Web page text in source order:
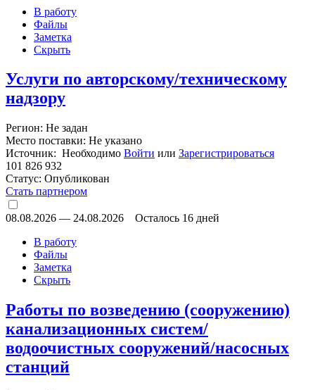
В работу
Файлы
Заметка
Скрыть
Услуги по авторскому/техническому
надзору
Регион: Не задан
Место поставки: Не указано
Источник: Необходимо Войти или Зарегистрироваться
101 826 932
Статус: Опубликован
Стать партнером
08.08.2026 — 24.08.2026
Осталось 16 дней
В работу
Файлы
Заметка
Скрыть
Работы по возведению (сооружению)
канализационных систем/
водоочистных сооружений/насосных
станций